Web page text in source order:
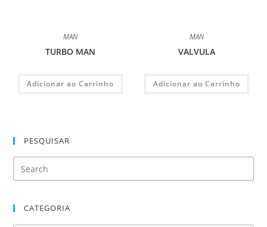
MAN
TURBO MAN
Adicionar ao Carrinho
MAN
VALVULA
Adicionar ao Carrinho
PESQUISAR
CATEGORIA